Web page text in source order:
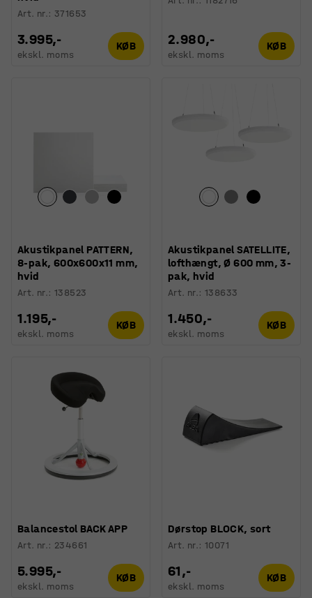
Art. nr.: 371653
3.995,-
ekskl. moms
KØB 2.980,-
ekskl. moms
KØB
Akustikpanel PATTERN,
8-pak, 600x600x11 mm,
hvid
Art. nr.:138523
1.195,-
ekskl. moms
KØB
Akustikpanel SATELLITE,
lofthængt, Ø 600 mm, 3-
pak, hvid
Art. nr.:138633
1.450,-
ekskl. moms
KØB
Balancestol BACK APP
Art. nr.: 234661
5.995,-
ekskl. moms
KØB
Dørstop BLOCK, sort
Art. nr.:10071
61,-
ekskl. moms
KØB